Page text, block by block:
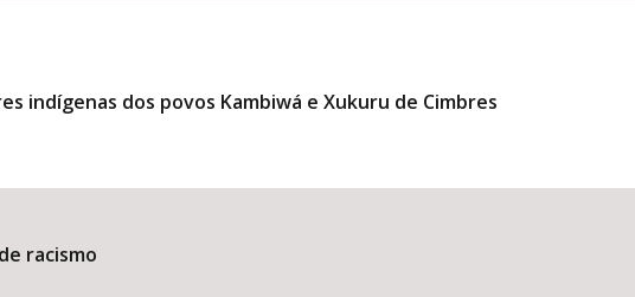
indígenas dos povos Kambiwá e Xukuru de Cimbres
racismo​​​​​​​​​​​​​​​​​​​​​​​​​​​​​​​​​​​​​​​​​​